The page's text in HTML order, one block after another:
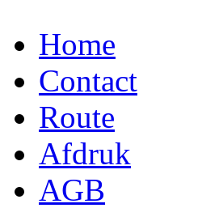
Home
Contact
Route
Afdruk
AGB